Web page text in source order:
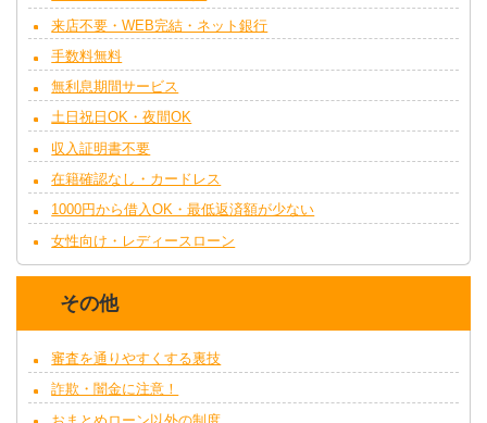
来店不要・WEB完結・ネット銀行
手数料無料
無利息期間サービス
土日祝日OK・夜間OK
収入証明書不要
在籍確認なし・カードレス
1000円から借入OK・最低返済額が少ない
女性向け・レディースローン
その他
審査を通りやすくする裏技
詐欺・闇金に注意！